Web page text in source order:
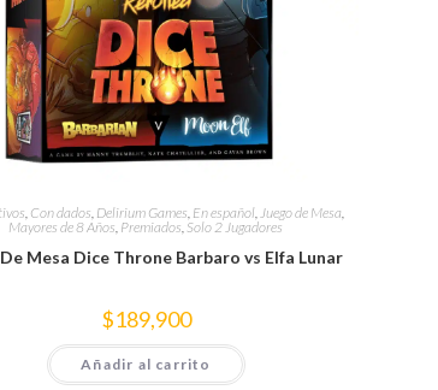
, Con dados, Delirium Games, En español,Juego de Mesa,
Mayores de 8 Años, Premiados, Solo 2 Jugadores
Mesa Dice Throne Barbaro vs Elfa Lunar
$189,900
Añadir al carrito